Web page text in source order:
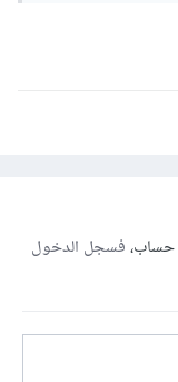
حساب،فسجل الدخول